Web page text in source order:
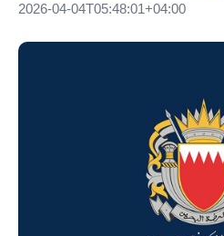
2026-04-04T05:48:01+04:00